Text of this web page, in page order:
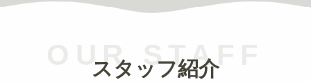
スタッフ紹介
OUR STAFF